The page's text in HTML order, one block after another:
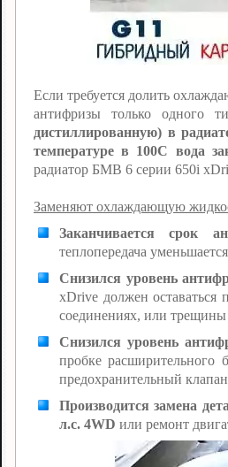
Если требуется долить
антифризы только одного
дистиллированную) в
температуре в 100С вода
радиатор БМВ 6 серии 650i
Заменяют охлаждающую
Заканчивается срок
теплопередача
Снизился уровень
xDrive должен оставаться
соединениях, или трещины
Снизился уровень
пробке
предохранительный
Производится замена
л.с. 4WD или ремонт